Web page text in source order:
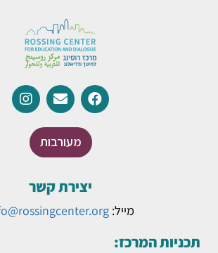
מעורבות
יצירת קשר
מייל:info@rossingcenter.org
תכניות המרכז: